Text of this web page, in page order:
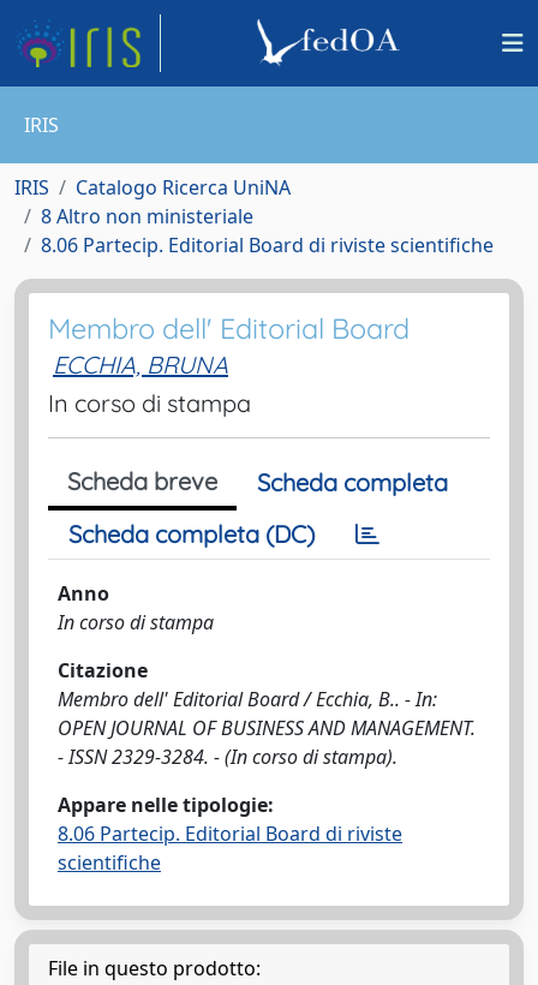
IRIS
IRIS
Catalogo Ricerca UniNA
8 Altro non ministeriale
8.06 Partecip. Editorial Board di riviste scientifiche
Membro dell' Editorial Board
ECCHIA, BRUNA
In corso di stampa
Scheda breve
Scheda completa
Scheda completa (DC)
Anno
In corso di stampa
Citazione
Membro dell' Editorial Board / Ecchia, B.. - In:
OPEN JOURNAL OF BUSINESS AND MANAGEMENT.
- ISSN 2329-3284. - (In corso di stampa).
Appare nelle tipologie:
8.06 Partecip. Editorial Board di riviste
scientifiche
File in questo prodotto: